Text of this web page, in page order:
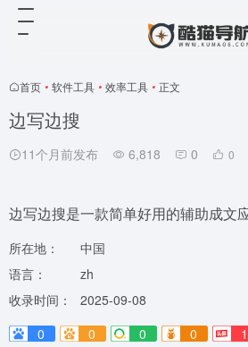
首页 • 软件工具 • 效率工具 • 正文
边写边搜
11个月前发布 6,818 0 0
边写边搜是一款简单好用的辅助成文
所在地：
中国
语言：
zh
收录时间：
2025-09-08
0
0 0 0 1